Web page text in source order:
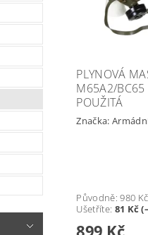
PLYNOVÁ
M65A2/BC65
POUŽITÁ
Značka:
Původně:980 Kč
Ušetříte: 81 Kč
899 Kč